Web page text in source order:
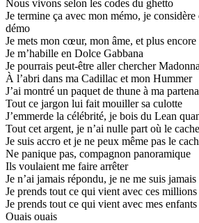
Nous vivons selon les codes du ghetto
Je termine ça avec mon mémo, je
démo
Je mets mon cœur, mon âme, et plus encore
Je m’habille en Dolce Gabbana
Je pourrais peut-être aller chercher
À l’abri dans ma Cadillac et mon Hummer
J’ai montré un paquet de thune à ma
Tout ce jargon lui fait mouiller sa culotte
J’emmerde la célébrité, je bois du Lean
Tout cet argent, je n’ai nulle part où le
Je suis accro et je ne peux même pas le
Ne panique pas, compagnon panoramique
Ils voulaient me faire arrêter
Je n’ai jamais répondu, je ne me suis
Je prends tout ce qui vient avec ces millions
Je prends tout ce qui vient avec mes enfants
Ouais ouais